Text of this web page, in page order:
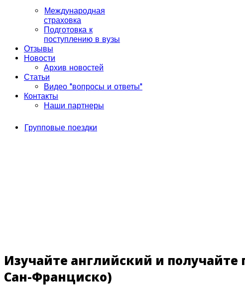
Международная
страховка
Подготовка к
поступлению в вузы
Отзывы
Новости
Архив новостей
Статьи
Видео "вопросы и ответы"
Контакты
Наши партнеры
Групповые поездки
Изучайте английский и
Сан-Франциско)